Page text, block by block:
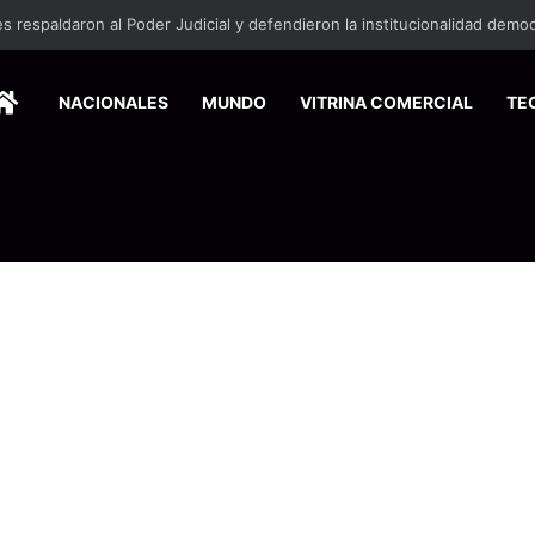
HOMENACIONALES MUNDO VITRINA COMERCIAL